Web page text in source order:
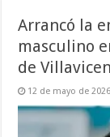
Arrancó la
masculino
de
12 de mayo de 2026